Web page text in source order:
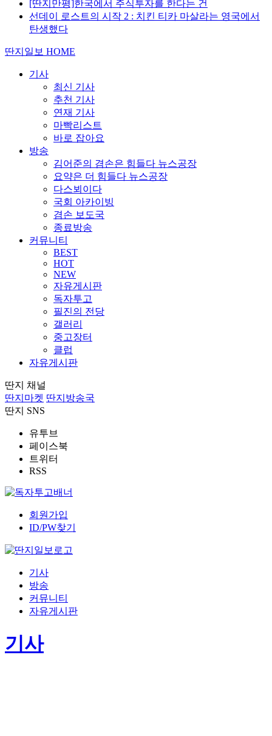
[딴지만평]한국에서 주식투자를 한다는 건
선데이 로스트의 시작 2 : 치킨 티카 마살라는 영국에서
탄생했다
딴지일보 HOME
기사
최신 기사
추천 기사
연재 기사
마빡리스트
바로 잡아요
방송
김어준의 겸손은 힘들다 뉴스공장
요약은 더 힘들다 뉴스공장
다스뵈이다
국회 아카이빙
겸손 보도국
종료방송
커뮤니티
BEST
HOT
NEW
자유게시판
독자투고
필진의 전당
갤러리
중고장터
클럽
자유게시판
딴지 채널
딴지마켓 딴지방송국
딴지 SNS
유투브
페이스북
트위터
RSS
회원가입
ID/PW찾기
기사
방송
커뮤니티
자유게시판
기사